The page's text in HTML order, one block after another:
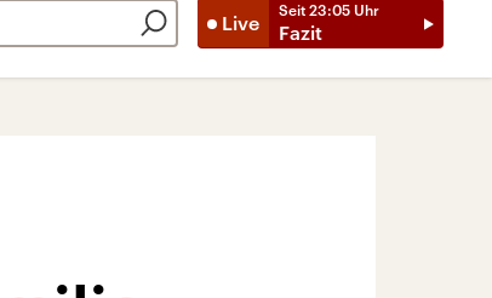
Live
Seit 23:05 Uhr
Fazit